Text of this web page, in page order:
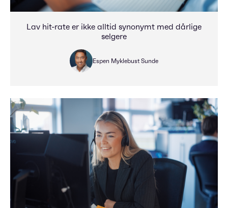
Lav hit-rate er ikke alltid synonymt med dårlige
selgere
Espen Myklebust Sunde